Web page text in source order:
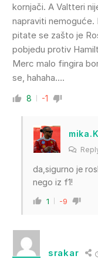
kornjači. A Valtteri
napraviti
pitate se zašto je
pobjedu protiv
Merc malo fingira
se, hahaha….
8 -1
da,sigurno je
nego iz f1!
1 -9
srakar